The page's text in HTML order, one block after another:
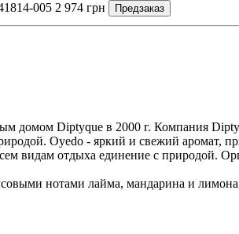
005 2 974 грн Предзаказ
Diptyque в 2000 г. Компания
Oyedo - яркий и свежий
видам отдыха единение с природой.
нотами лайма, мандарина и